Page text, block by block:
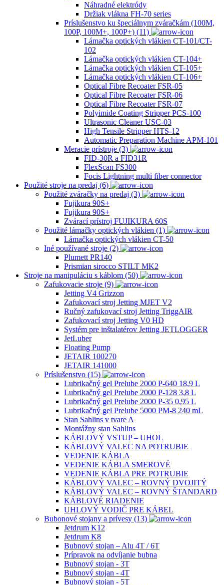
Náhradné elektródy
Držiak vlákna FH-70 series
Príslušenstvo ku špeciálnym zváračkám (100M,
100P, 100M+, 100P+) (11)
Lámačka optických vlákien CT-101/CT-
102
Lámačka optických vlákien CT-104+
Lámačka optických vlákien CT-105+
Lámačka optických vlákien CT-106+
Optical Fibre Recoater FSR-05
Optical Fibre Recoater FSR-06
Optical Fibre Recoater FSR-07
Polyimide Coating Stripper PCS-100
Ultrasonic Cleaner USC-03
High Tensile Stripper HTS-12
Automatic Preparation Machine APM-101
Meracie prístroje (3)
FID-30R a FID31R
FlexScan FS300
Focis Lightning multi fiber connector
Použité stroje na predaj (6)
Použité zváračky na predaj (3)
Fujikura 90S+
Fujikura 90S+
Zvárací prístroj FUJIKURA 60S
Použité lámačky optických vlákien (1)
Lámačka optických vlákien CT-50
Iné používané stroje (2)
Plumett PR140
Prismian sirocco STILT MK2
Stroje na manipuláciu s káblom (50)
Zafukovacie stroje (9)
Jetting V4 Grizzon
Zafukovací stroj Jetting MJET V2
Ručný zafukovací stroj Jetting TriggAIR
Zafukovací stroj Jetting V0 HD
Systém pre inštalatérov Jetting JETLOGGER
JetLuber
Floating Pump
JETAIR 100270
JETAIR 141000
Príslušenstvo (15)
Lubrikačný gel Prelube 2000 P-640 18,9 L
Lubrikačný gel Prelube 2000 P-128 3,8 L
Lubrikačný gel Prelube 2000 P-35 0,95 L
Lubrikačný gel Prelube 5000 PM-8 240 mL
Stan Sahlins v tvare A
Montážny stan Sahlins
KÁBLOVÝ VSTUP – UHOL
KÁBLOVÝ VALEC NA POTRUBIE
VEDENIE KÁBLA
VEDENIE KÁBLA SMEROVÉ
VEDENIE KÁBLA PRE POTRUBIE
KÁBLOVÝ VALEC – ROVNÝ DVOJITÝ
KÁBLOVÝ VALEC – ROVNÝ ŠTANDARD
KÁBLOVÉ RIADENIE
UHLOVÝ VODIČ PRE KÁBEL
Bubonové stojany a prívesy (13)
Jetdrum K12
Jetdrum K8
Bubnový stojan – Alu 4T / 6T
Prípravok na odvíjanie bubna
Bubnový stojan - 3T
Bubnový stojan - 4T
Bubnový stojan - 5T